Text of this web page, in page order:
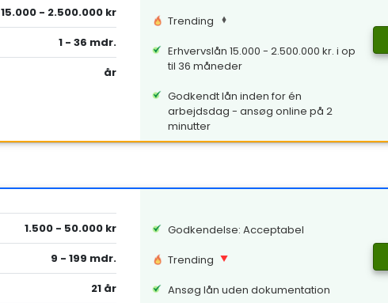
15.000 - 2.500.000 kr
1 - 36 mdr.
år
Trending
Erhvervslån 15.000 - 2.500.000 kr. i op
til 36 måneder
Godkendt lån inden for én
arbejdsdag - ansøg online på 2
minutter
1.500 - 50.000 kr
9 - 199 mdr.
21 år
Godkendelse: Acceptabel
Trending
Ansøg lån uden dokumentation